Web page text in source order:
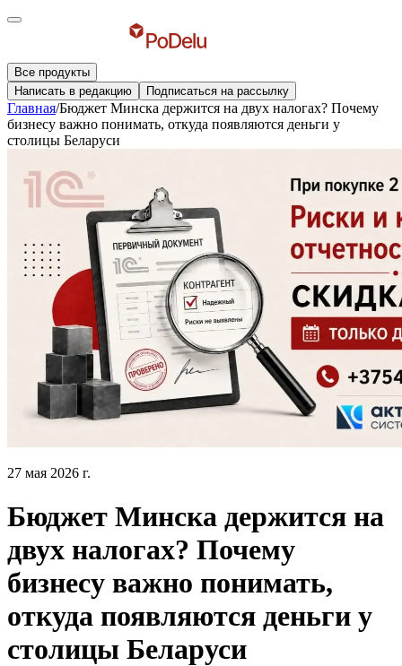
Все продукты
Написать в редакцию
Подписаться на рассылку
Главная/Бюджет Минска держится на двух налогах? Почему
бизнесу важно понимать, откуда появляются деньги у
столицы Беларуси
27 мая 2026 г.
Бюджет Минска держится на
двух налогах? Почему
бизнесу важно понимать,
откуда появляются деньги у
столицы Беларуси